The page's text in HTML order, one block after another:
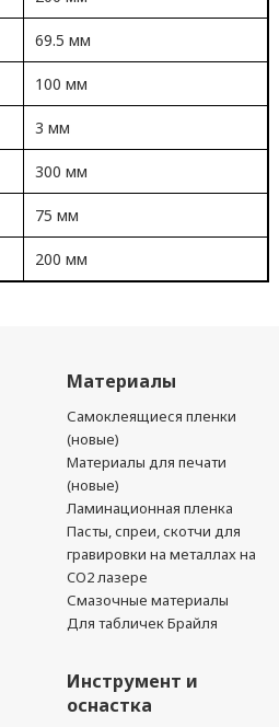
69.5 мм
100 мм
3 мм
300 мм
75 мм
200 мм
Материалы
Самоклеящиеся пленки
(новые)
Материалы для печати
(новые)
Ламинационная пленка
Пасты, спреи, скотчи для
гравировки на металлах на
CO2 лазере
Смазочные материалы
Для табличек Брайля
Инструмент и
оснастка